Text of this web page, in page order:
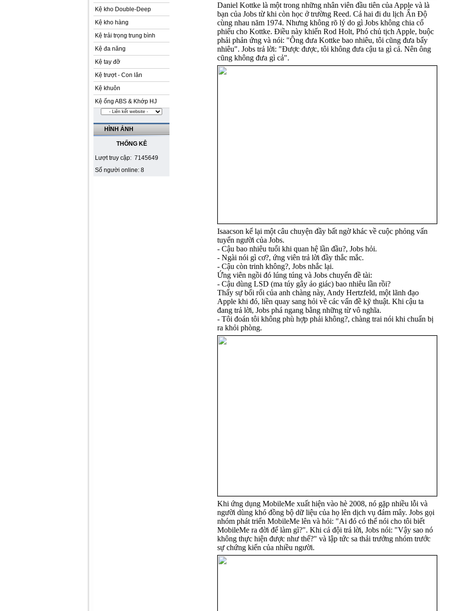
Kệ kho Double-Deep
Kệ kho hàng
Kệ trải trọng trung bình
Kệ đa năng
Kệ tay đỡ
Kệ trượt - Con lăn
Kệ khuôn
Kệ ống ABS & Khớp HJ
HÌNH ẢNH
THỐNG KÊ
Lượt truy cập: 7145649
Số người online: 8
Daniel Kottke là một trong những nhân viên đầu tiên của Apple và là
bạn của Jobs từ khi còn học ở trường Reed. Cả hai đi du lịch Ấn Độ
cùng nhau năm 1974. Nhưng không rõ lý do gì Jobs không chia cổ
phiếu cho Kottke. Điều này khiến Rod Holt, Phó chủ tịch Apple, buộc
phải phản ứng và nói: "Ông đưa Kottke bao nhiêu, tôi cũng đưa bấy
nhiêu". Jobs trả lời: "Được được, tôi không đưa cậu ta gì cả. Nên ông
cũng không đưa gì cả".
Isaacson kể lại một câu chuyện đầy bất ngờ khác về cuộc phỏng vấn
tuyển người của Jobs.
- Cậu bao nhiêu tuổi khi quan hệ lần đầu?, Jobs hỏi.
- Ngài nói gì cơ?, ứng viên trả lời đầy thắc mắc.
- Cậu còn trinh không?, Jobs nhắc lại.
Ứng viên ngồi đó lúng túng và Jobs chuyển đề tài:
- Cậu dùng LSD (ma túy gây ảo giác) bao nhiêu lần rồi?
Thấy sự bối rối của anh chàng này, Andy Hertzfeld, một lãnh đạo
Apple khi đó, liền quay sang hỏi về các vấn đề kỹ thuật. Khi cậu ta
đang trả lời, Jobs phá ngang bằng những từ vô nghĩa.
- Tôi đoán tôi không phù hợp phải không?, chàng trai nói khi chuẩn bị
ra khỏi phòng.
Khi ứng dụng MobileMe xuất hiện vào hè 2008, nó gặp nhiều lỗi và
người dùng khó đồng bộ dữ liệu của họ lên dịch vụ đám mây. Jobs gọi
nhóm phát triển MobileMe lên và hỏi: "Ai đó có thể nói cho tôi biết
MobileMe ra đời để làm gì?". Khi cả đội trả lời, Jobs nói: "Vậy sao nó
không thực hiện được như thế?" và lập tức sa thải trưởng nhóm trước
sự chứng kiến của nhiều người.